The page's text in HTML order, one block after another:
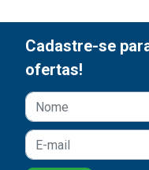
Cadastre-se
ofertas!